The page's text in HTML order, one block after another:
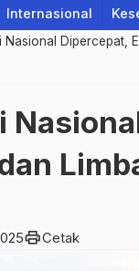
Internasional
Nasional Dipercepat,
printCetak